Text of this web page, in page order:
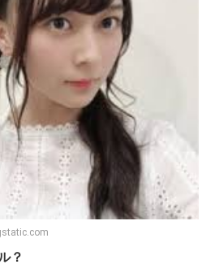
？